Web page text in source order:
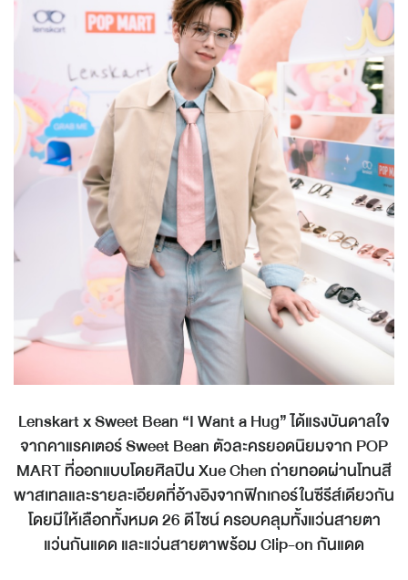
Lenskart x Sweet Bean “I Want a Hug”ได้แรงบันดาลใจ
จากคาแรคเตอร์Sweet Bean ตัวละครยอดนิยมจาก POP
MARTที่ออกแบบโดยศิลปินXue Chenถ่ายทอดผ่านโทนสี
พาสเทลและรายละเอียดที่อ้างอิงจากฟิกเกอร์ในซีรีส์เดียวกัน
โดยมีให้เลือกทั้งหมด26 ดีไซน์ ครอบคลุมทั้งแว่นสายตา
แว่นกันแดด และแว่นสายตาพร้อมClip-onกันแดด